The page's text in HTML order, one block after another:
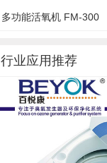
多功能活氧机 FM-300
行业应用推荐